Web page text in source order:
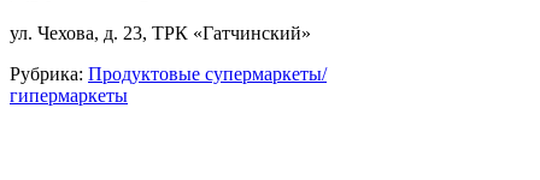
ул. Чехова, д. 23, ТРК «Гатчинский»
Рубрика: Продуктовые супермаркеты/
гипермаркеты